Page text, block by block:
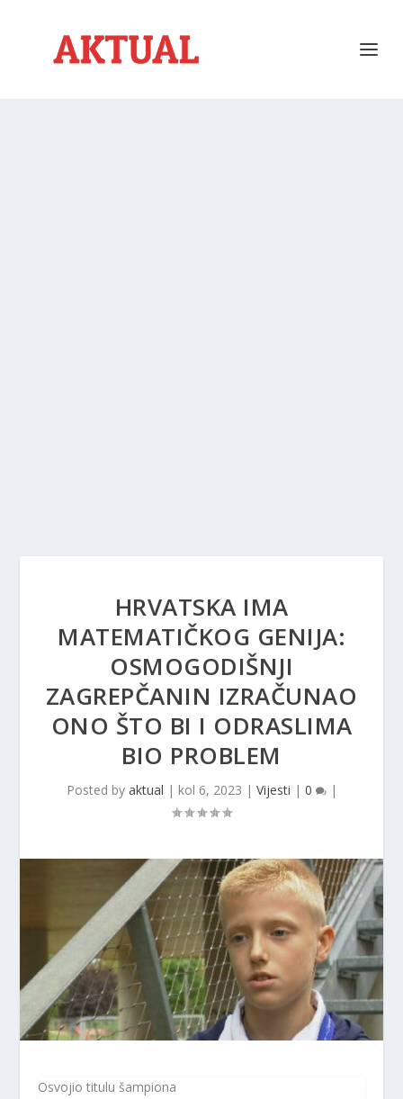
HRVATSKA IMA
MATEMATIČKOG GENIJA:
OSMOGODIŠNJI
ZAGREPČANIN IZRAČUNAO
ONO ŠTO BI I ODRASLIMA
BIO PROBLEM
Posted by aktual | kol 6, 2023 | Vijesti | 0 |
Osvojio titulu šampiona